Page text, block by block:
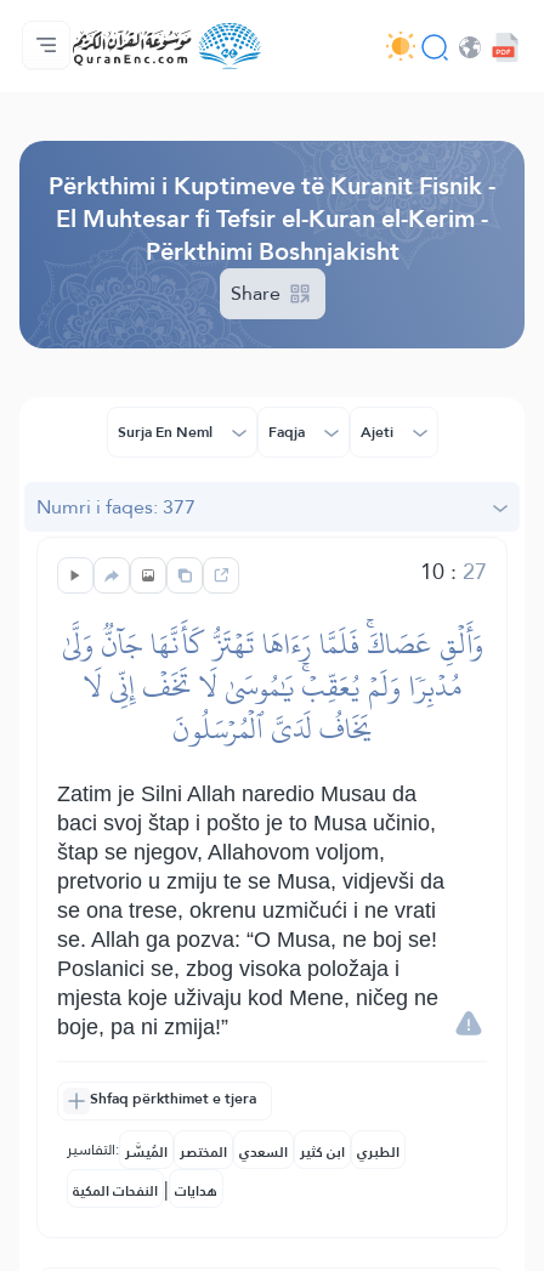
Ballina
Indeksi i Përkthimeve
Audio
Shërbime për zhvillues (programues) - API
Rreth projektit
Na kontaktoni
Gjuha
Përkthimi i Kuptimeve të Kuranit Fisnik -
El Muhtesar fi Tefsir el-Kuran el-Kerim -
Përkthimi Boshnjakisht
Share
Surja En Neml Faqja Ajeti
Numri i faqes: 377
10: 27
وَأَلۡقِ عَصَاكَۚ فَلَمَّا رَءَاهَا تَهۡتَزُّ كَأَنَّهَا جَآنّٞ وَلَّىٰ
مُدۡبِرٗا وَلَمۡ يُعَقِّبۡۚ يَٰمُوسَىٰ لَا تَخَفۡ إِنِّي لَا
يَخَافُ لَدَيَّ ٱلۡمُرۡسَلُونَ
Zatim je Silni Allah naredio Musau da
baci svoj štap i pošto je to Musa učinio,
štap se njegov, Allahovom voljom,
pretvorio u zmiju te se Musa, vidjevši da
se ona trese, okrenu uzmičući i ne vrati
se. Allah ga pozva: “O Musa, ne boj se!
Poslanici se, zbog visoka položaja i
mjesta koje uživaju kod Mene, ničeg ne
boje, pa ni zmija!”
Shfaq përkthimet e tjera
التفاسير: المُيسَّر المختصر السعدي ابن كثير الطبري
النفحات المكية | هدايات